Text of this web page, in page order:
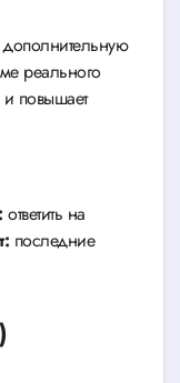
реального
повышает
ответить на
последние